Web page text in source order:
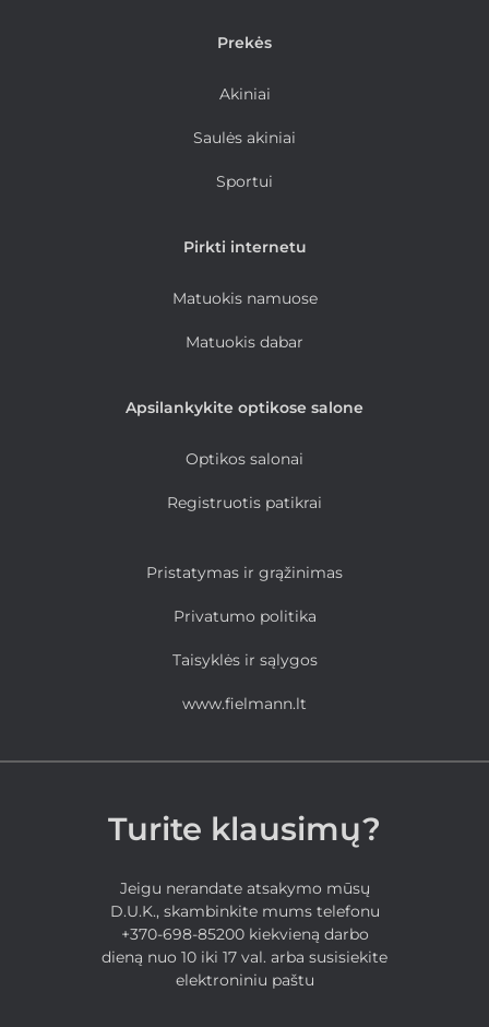
Prekės
Akiniai
Saulės akiniai
Sportui
Pirkti internetu
Matuokis namuose
Matuokis dabar
Apsilankykite optikose salone
Optikos salonai
Registruotis patikrai
Pristatymas ir grąžinimas
Privatumo politika
Taisyklės ir sąlygos
www.fielmann.lt
Turite klausimų?
Jeigu nerandate atsakymo mūsų
D.U.K., skambinkite mums telefonu
+370-698-85200 kiekvieną darbo
dieną nuo 10 iki 17 val. arba susisiekite
elektroniniu paštu